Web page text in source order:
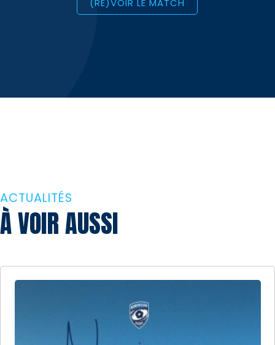
ACTUALITÉS
À VOIR AUSSI